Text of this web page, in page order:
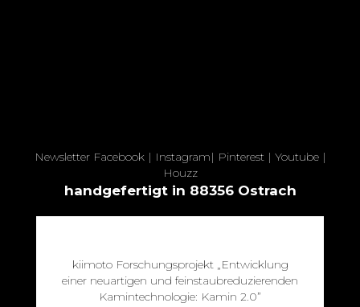
Newsletter Facebook| Instagram| Pinterest| Youtube|
Houzz
handgefertigt in 88356 Ostrach
kiimoto Forschungsprojekt „Entwicklung
einer neuartigen und feinstaubreduzierenden
Kamintechnologie: Kamin 2.0”